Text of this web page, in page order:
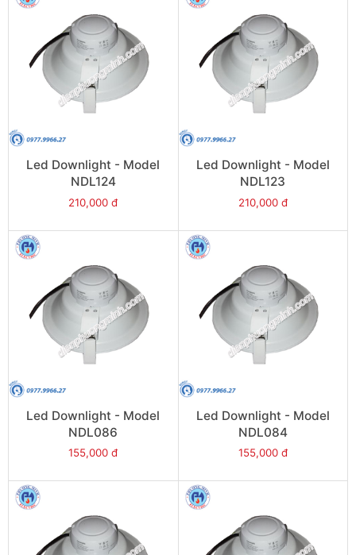
Led Downlight - Model
NDL124
210,000 đ
Led Downlight - Model
NDL123
210,000 đ
Led Downlight - Model
NDL086
155,000 đ
Led Downlight - Model
NDL084
155,000 đ